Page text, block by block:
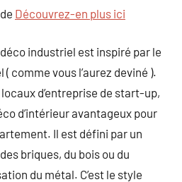
Découvrez-en plus ici
industriel est inspiré par le
comme vous l’aurez deviné ).
d’entreprise de start-up,
d’intérieur avantageux pour
Il est défini par un
briques, du bois ou du
du métal. C’est le style